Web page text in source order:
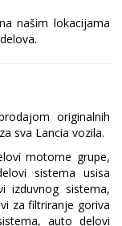
našim lokacijama
originalnih
sva Lancia vozila.
motorne grupe,
sistema usisa
izduvnog sistema,
za filtriranje goriva
auto delovi